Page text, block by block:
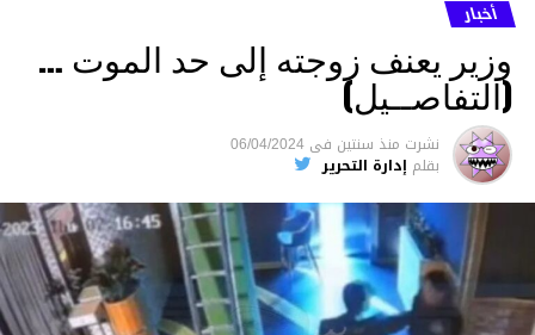
أخبار
وزير يعنف زوجته إلى حد الموت …
(التفاصــيل)
نشرت منذ سنتين فى 06/04/2024
بقلم إدارة التحرير